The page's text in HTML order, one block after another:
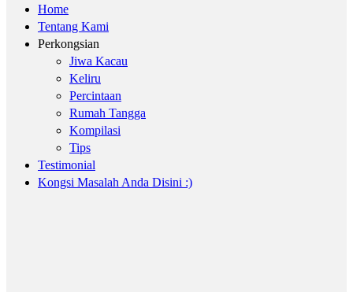
Home
Tentang Kami
Perkongsian
Jiwa Kacau
Keliru
Percintaan
Rumah Tangga
Kompilasi
Tips
Testimonial
Kongsi Masalah Anda Disini :)